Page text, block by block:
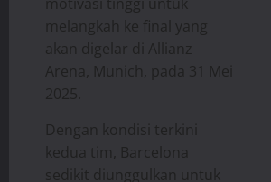
melangkah ke final yang
akan digelar di Allianz
Arena, Munich, pada 31 Mei
2025.​
Dengan kondisi terkini
kedua tim, Barcelona
sedikit diunggulkan untuk